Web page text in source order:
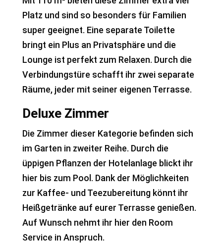
Platz und sind so besonders für Familien
super geeignet. Eine separate Toilette
bringt ein Plus an Privatsphäre und die
Lounge ist perfekt zum Relaxen. Durch die
Verbindungstüre schafft ihr zwei separate
Räume, jeder mit seiner eigenen Terrasse.
Deluxe Zimmer
Die Zimmer dieser Kategorie befinden sich
im Garten in zweiter Reihe. Durch die
üppigen Pflanzen der Hotelanlage blickt ihr
hier bis zum Pool. Dank der Möglichkeiten
zur Kaffee- und Teezubereitung könnt ihr
Heißgetränke auf eurer Terrasse genießen.
Auf Wunsch nehmt ihr hier den Room
Service in Anspruch.